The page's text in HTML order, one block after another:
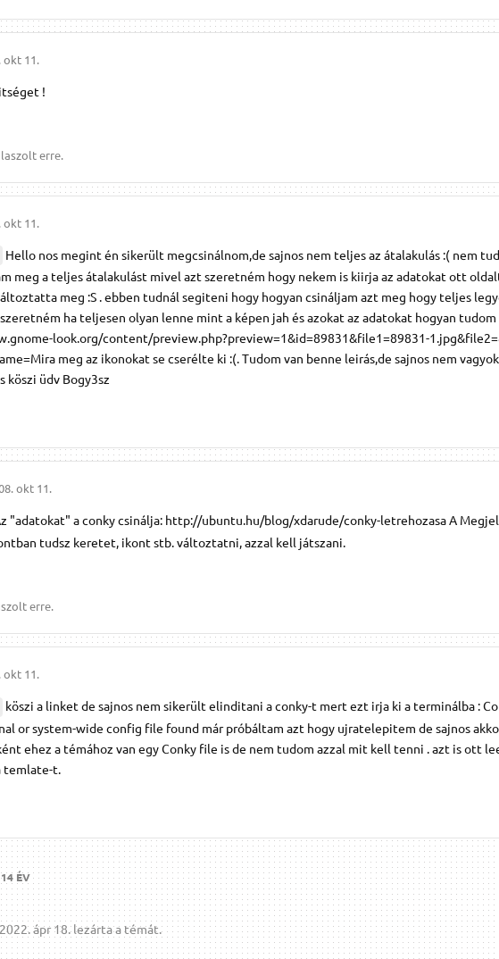
okt 11.
!
erre.
okt 11.
Hello nos megint én sikerült megcsinálnom,de sajnos nem teljes az átalakulás :( nem
meg a teljes átalakulást mivel azt szeretném hogy nekem is kiirja az adatokat ott
meg :S . ebben tudnál segiteni hogy hogyan csináljam azt meg hogy teljes
ha teljesen olyan lenne mint a képen jah és azokat az adatokat hogyan
look.org/content/preview.php?preview=1&id=89831&file1=89831-
meg az ikonokat se cserélte ki :(. Tudom van benne leirás,de sajnos nem
köszi üdv Bogy3sz
okt 11.
"adatokat" a conky csinálja: http://ubuntu.hu/blog/xdarude/conky-letrehozasa A
tudsz keretet, ikont stb. változtatni, azzal kell játszani.
erre.
okt 11.
köszi a linket de sajnos nem sikerült elinditani a conky-t mert ezt irja ki a terminálba :
or system-wide config file found már próbáltam azt hogy ujratelepitem de sajnos
ehez a témához van egy Conky file is de nem tudom azzal mit kell tenni . azt is ott
temlate-t.
14 ÉV
2022. ápr 18.lezárta a témát.